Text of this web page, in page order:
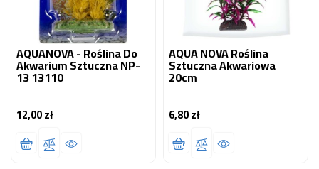
AQUANOVA - Roślina Do
Akwarium Sztuczna NP-
13 13110
12,00 złCena
AQUA NOVA Roślina
Sztuczna Akwariowa
20cm
6,80 złCena